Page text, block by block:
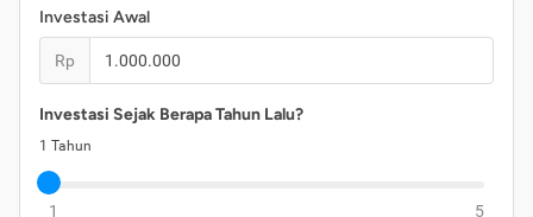
Investasi Awal
Rp
Investasi Sejak Berapa Tahun Lalu?
1 Tahun
1 5